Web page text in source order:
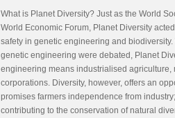
What is Planet Diversity? Just as the World
World Economic Forum, Planet Diversity
safety in genetic engineering and
genetic engineering were debated, Planet
engineering means industrialised
corporations. Diversity, however, offers an
promises farmers independence from
contributing to the conservation of natural